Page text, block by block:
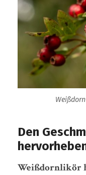
Den
Weißdornlikör